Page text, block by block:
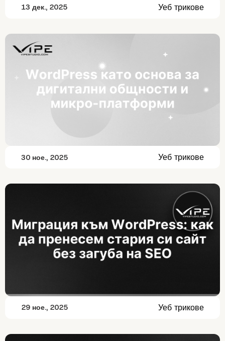
13 дек., 2025 Уеб трикове
30 ное., 2025 Уеб трикове
29 ное., 2025 Уеб трикове